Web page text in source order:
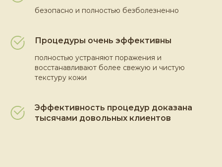
безопасно и полностью безболезненно
Процедуры очень эффективны
полностью устраняют поражения и
восстанавливают более свежую и чистую
текстуру кожи
Эффективность процедур доказана
тысячами довольных клиентов